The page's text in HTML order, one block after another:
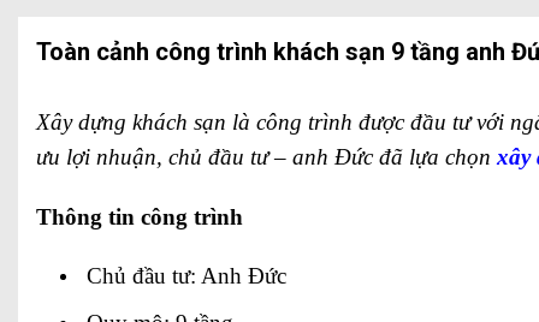
Toàn cảnh công trình khách sạn 9 tầng anh
Xây dựng khách sạn là công trình được đầu tư với
ưu lợi nhuận, chủ đầu tư – anh Đức đã lựa chọn xây
Thông tin công trình
Chủ đầu tư: Anh Đức